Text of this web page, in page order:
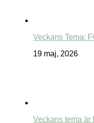
Veckans Tema:
19 maj, 2026
Veckans tema är